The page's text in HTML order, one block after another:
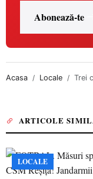
Abonează-te
Acasa Locale Trei
ARTICOLE
LOCALE